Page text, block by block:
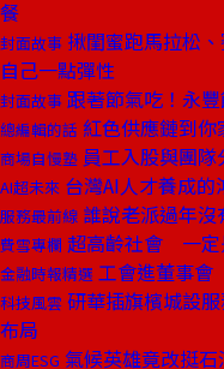
餐
封面故事 揪閨蜜跑馬拉松
自己一點彈性
封面故事 跟著節氣吃！永
總編輯的話 紅色供應鏈到你
商場自慢塾 員工入股與團隊
AI超未來 台灣AI人才養成的
服務最前線 誰說老派過年沒
費雪專欄 超高齡社會 一定
金融時報精選 工會進董事
科技風雲 研華插旗檳城設
布局
商周ESG 氣候英雄竟改挺